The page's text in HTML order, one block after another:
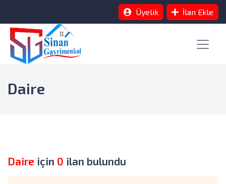
Üyelik İlan Ekle
Daire
Daire için 0 ilan bulundu